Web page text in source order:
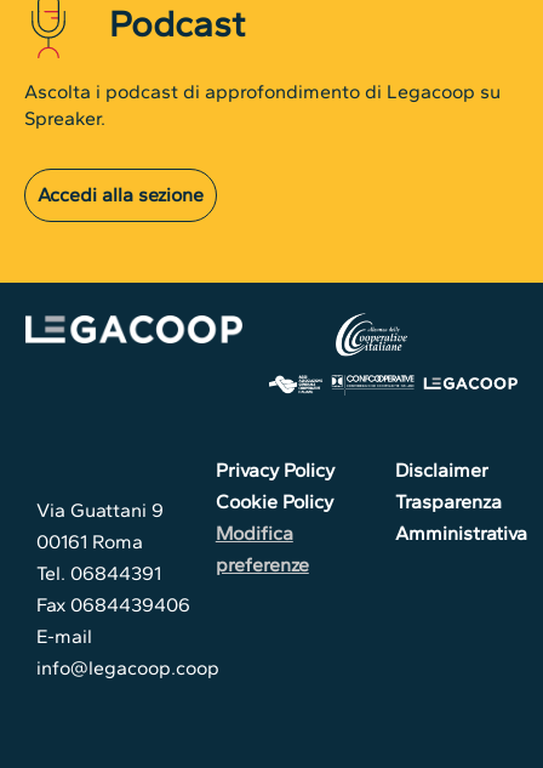
Podcast
Ascolta i podcast di approfondimento di Legacoop su
Spreaker.
Accedi alla sezione
Via Guattani 9
00161 Roma
Tel. 06844391
Fax 0684439406
E-mail
info@legacoop.coop
Privacy Policy
Cookie Policy
Modifica
preferenze
Disclaimer
Trasparenza
Amministrativa